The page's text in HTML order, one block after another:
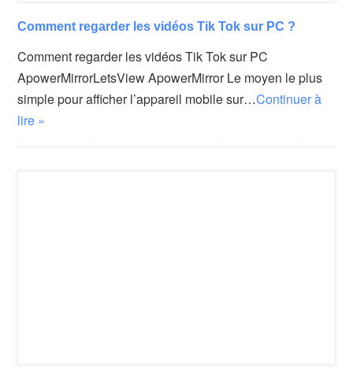
Comment regarder les vidéos Tik Tok sur PC ?
Comment regarder les vidéos Tik Tok sur PC
ApowerMirrorLetsView ApowerMirror Le moyen le plus
simple pour afficher l’appareil mobile sur…Continuer à
lire »